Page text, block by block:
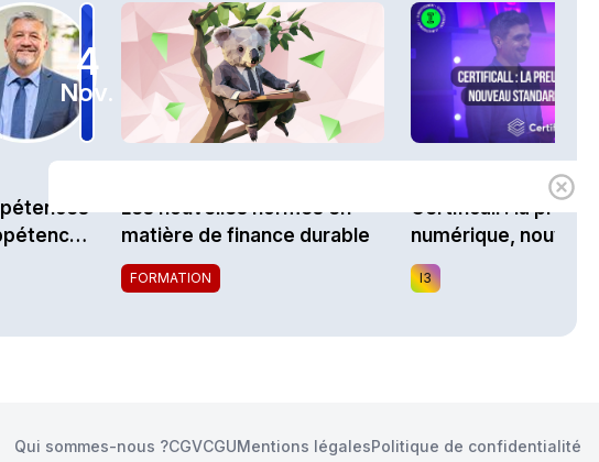
4
Nov.
Les nouvelles normes en
matière de finance durable
FORMATION
Certificall : la preuve
numérique, nouveau
standard du marché
I3
Qui sommes-nous ?CGVCGUMentions légalesPolitique de confidentialité